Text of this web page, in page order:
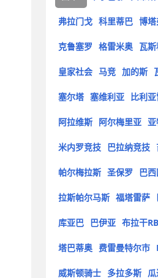
弗拉门戈 科里蒂巴 博
克鲁塞罗 格雷米奥 瓦
皇家社会 马竞 加的斯
塞尔塔 塞维利亚 比利
阿拉维斯 阿尔梅里亚
米内罗竞技 巴拉纳竞技
帕尔梅拉斯 圣保罗 巴
拉斯帕尔马斯 福塔雷萨
库亚巴 巴伊亚 布拉干RB
塔巴蒂奥 费雷曼特尔市
威斯顿骑士 多拉多斯